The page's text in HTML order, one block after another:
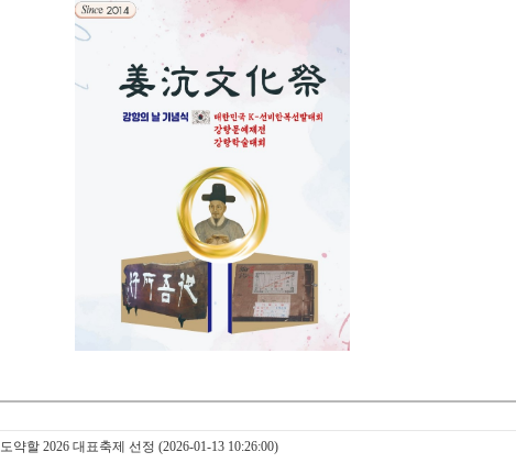
약할 2026 대표축제 선정 (2026-01-13 10:26:00)